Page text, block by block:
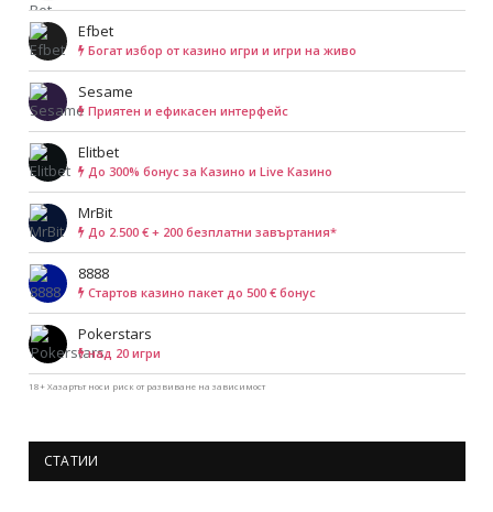
Efbet
Богат избор от казино игри и игри на живо
Sesame
Приятен и ефикасен интерфейс
Elitbet
До 300% бонус за Казино и Live Казино
MrBit
До 2.500 € + 200 безплатни завъртания*
8888
Cтартов казино пакет до 500 € бонус
Pokerstars
над 20 игри
18+ Хазартът носи риск от развиване на зависимост
СТАТИИ